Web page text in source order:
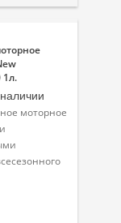
1л.
моторное